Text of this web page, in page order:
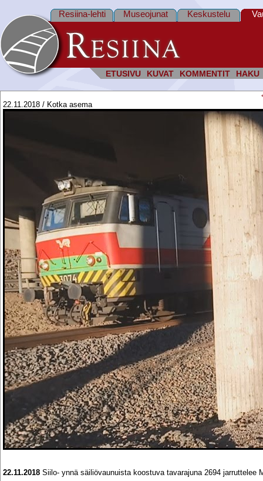
ETUSIVU KUVAT KOMMENTIT HAKU
Resiina-lehti Museojunat Keskustelu
22.11.2018 / Kotka asema
22.11.2018 Siilo- ynnä säiliövaunuista koostuva tavarajuna 2694